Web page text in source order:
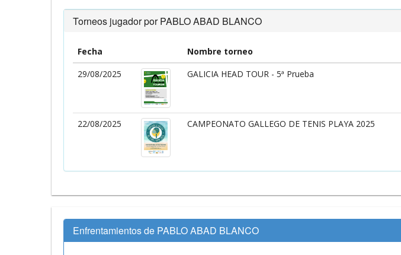
Torneos jugador por PABLO ABAD BLANCO
Fecha Nombre torneo
29/08/2025
GALICIA HEAD TOUR - 5ª Prueba
22/08/2025 CAMPEONATO GALLEGO DE TENIS PLAYA 2025
Enfrentamientos de PABLO ABAD BLANCO